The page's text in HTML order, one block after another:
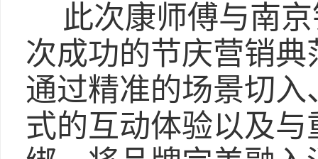
此次康师傅与南
次成功的节庆营销
通过精准的场景切
式的互动体验以及